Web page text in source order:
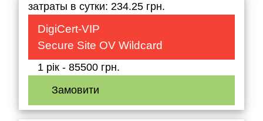
затраты в сутки: 234.25 грн.
DigiCert-VIP
Secure Site OV Wildcard
1 рік - 85500 грн.
Замовити